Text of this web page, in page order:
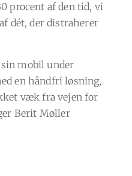
procent af den tid, vi
dét, der distraherer
mobil under
en håndfri løsning,
væk fra vejen for
Berit Møller